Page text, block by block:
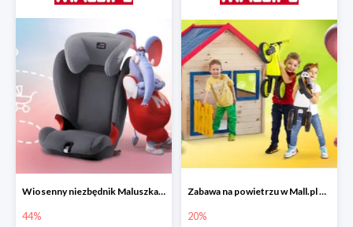
Wiosenny niezbędnik Maluszka w Mall.pl do -44%
44%
Zabawa na powietrzu w Mall.pl do -20%
20%